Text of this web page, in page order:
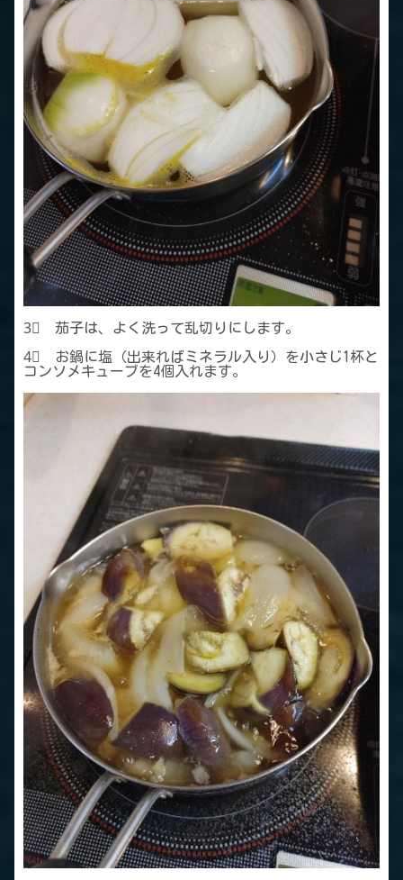
3⃣ 茄子は、よく洗って乱切りにします。
4⃣ お鍋に塩（出来ればミネラル入り）を小さじ1杯と
コンソメキューブを4個入れます。